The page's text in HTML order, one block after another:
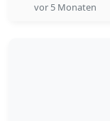
vor 5 Monaten